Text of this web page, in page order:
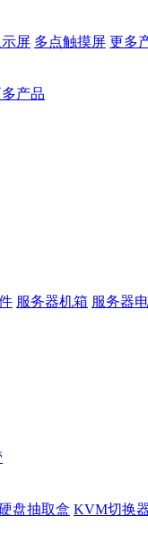
屏 多点触摸屏 更多
产品
服务器机箱 服务器
盘抽取盒 KVM切换